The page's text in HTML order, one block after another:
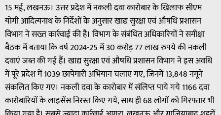
15 मई, लखनऊ। उत्तर प्रदेश में नकली दवा कारोबार के खिलाफ सीएम
योगी आदित्यनाथ के निर्देशों के अनुसार खाद्य सुरक्षा एवं औषधि प्रशासन
विभाग ने सख्त कार्रवाई की है। विभाग के संबंधित अधिकारियों ने समीक्षा
बैठक में बताया कि वर्ष 2024-25 में 30 करोड़ 77 लाख रुपये की नकली
दवाएं जब्त की गई हैं। खाद्य सुरक्षा एवं औषधि प्रशासन विभाग ने इस अवधि
में पूरे प्रदेश में 1039 छापेमारी अभियान चलाए गए, जिनमें 13,848 नमूने
संकलित किए गए। नकली दवा के कारोबार में संलिप्त पाये गये 1166 दवा
कारोबारियों के लाइसेंस निरस्त किए गये, साथ ही 68 लोगों को गिरफ्तार भी